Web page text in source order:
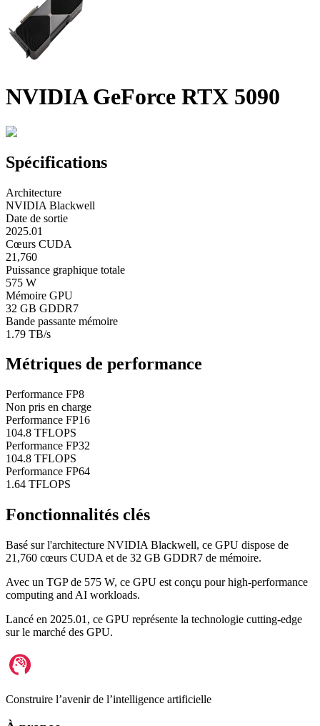
NVIDIA GeForce RTX 5090
Spécifications
Architecture
NVIDIA Blackwell
Date de sortie
2025.01
Cœurs CUDA
21,760
Puissance graphique totale
575 W
Mémoire GPU
32 GB GDDR7
Bande passante mémoire
1.79 TB/s
Métriques de performance
Performance FP8
Non pris en charge
Performance FP16
104.8 TFLOPS
Performance FP32
104.8 TFLOPS
Performance FP64
1.64 TFLOPS
Fonctionnalités clés
Basé sur l'architecture NVIDIA Blackwell, ce GPU dispose de
21,760 cœurs CUDA et de 32 GB GDDR7 de mémoire.
Avec un TGP de 575 W, ce GPU est conçu pourhigh-performance
computing and AI workloads.
Lancé en 2025.01 , ce GPU représente la technologie cutting-edge
sur le marché des GPU.
Construire l’avenir de l’intelligence artificielle